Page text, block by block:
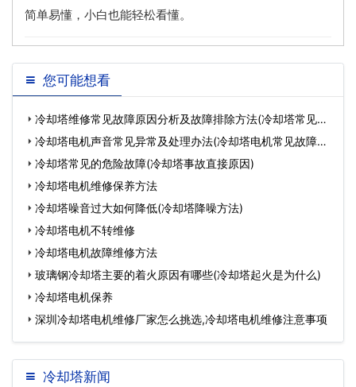
简单易懂，小白也能轻松看懂。
您可能想看
冷却塔维修常见故障原因分析及故障排除方法(冷却塔常见故
障 冷却塔电机声音常见异常及处理办法(冷却塔电机常见故障有
哪 冷却塔常见的危险故障(冷却塔事故直接原因)
冷却塔电机维修保养方法
冷却塔噪音过大如何降低(冷却塔降噪方法)
冷却塔电机不转维修
冷却塔电机故障维修方法
玻璃钢冷却塔主要的着火原因有哪些(冷却塔起火是为什么)
冷却塔电机保养
深圳冷却塔电机维修厂家怎么挑选,冷却塔电机维修注意事项
冷却塔新闻